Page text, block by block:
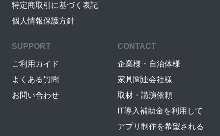
特定商取引に基づく表記
個人情報保護方針
SUPPORT
ご利用ガイド
よくある質問
お問い合わせ
CONTACT
企業様・自治体様
家具関連会社様
取材・講演依頼
IT導入補助金を利用して
アプリ制作を希望される